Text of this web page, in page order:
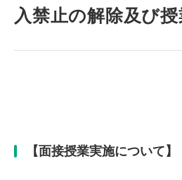
入禁止の解除及び
【面接授業実施について】